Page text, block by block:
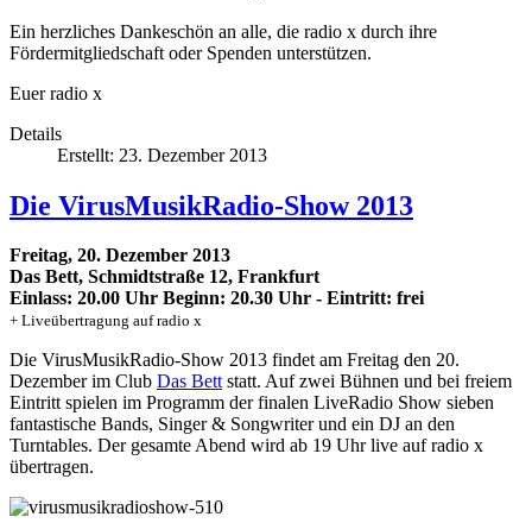
Ein herzliches Dankeschön an alle, die radio x durch ihre
Fördermitgliedschaft oder Spenden unterstützen.
Euer radio x
Details
Erstellt: 23. Dezember 2013
Die VirusMusikRadio-Show 2013
Freitag, 20. Dezember 2013
Das Bett, Schmidtstraße 12, Frankfurt
Einlass: 20.00 Uhr Beginn: 20.30 Uhr - Eintritt: frei
+ Liveübertragung auf radio x
Die VirusMusikRadio-Show 2013 findet am Freitag den 20.
Dezember im Club Das Bettstatt. Auf zwei Bühnen und bei freiem
Eintritt spielen im Programm der finalen LiveRadio Show sieben
fantastische Bands, Singer & Songwriter und ein DJ an den
Turntables. Der gesamte Abend wird ab 19 Uhr live auf radio x
übertragen.